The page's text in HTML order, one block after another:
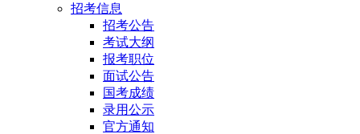
招考信息
招考公告
考试大纲
报考职位
面试公告
国考成绩
录用公示
官方通知